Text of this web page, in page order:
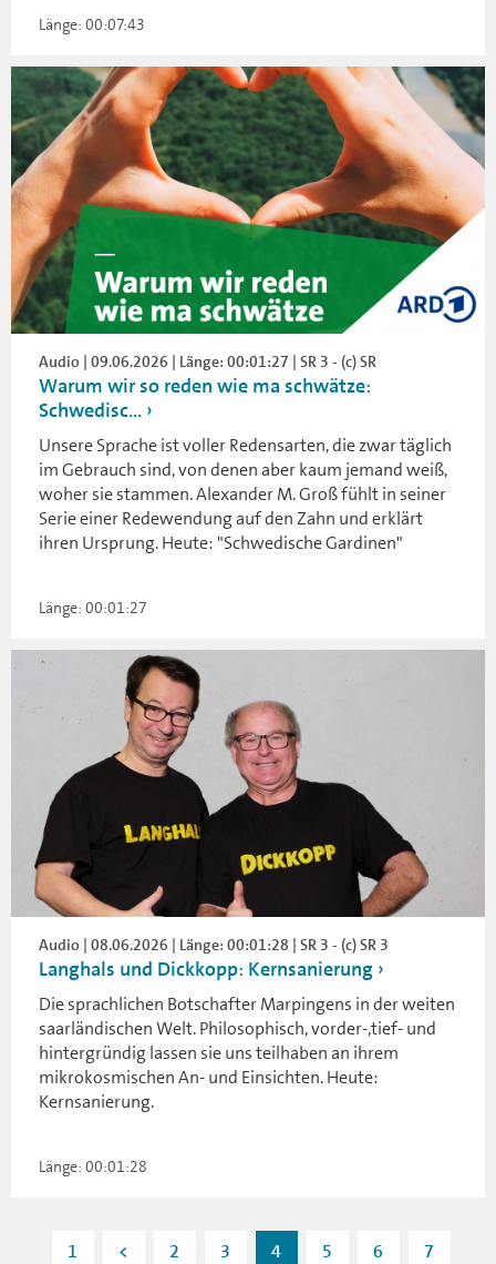
Länge: 00:07:43
Audio | 09.06.2026 | Länge: 00:01:27 | SR 3 - (c) SR
Warum wir so reden wie ma schwätze:
Schwedisc...
Unsere Sprache ist voller Redensarten, die zwar täglich
im Gebrauch sind, von denen aber kaum jemand weiß,
woher sie stammen. Alexander M. Groß fühlt in seiner
Serie einer Redewendung auf den Zahn und erklärt
ihren Ursprung. Heute: "Schwedische Gardinen"
Länge: 00:01:27
Audio | 08.06.2026 | Länge: 00:01:28 | SR 3 - (c) SR 3
Langhals und Dickkopp: Kernsanierung
Die sprachlichen Botschafter Marpingens in der weiten
saarländischen Welt. Philosophisch, vorder-,tief- und
hintergründig lassen sie uns teilhaben an ihrem
mikrokosmischen An- und Einsichten. Heute:
Kernsanierung.
Länge: 00:01:28
1 < 2 3 4 5 6 7